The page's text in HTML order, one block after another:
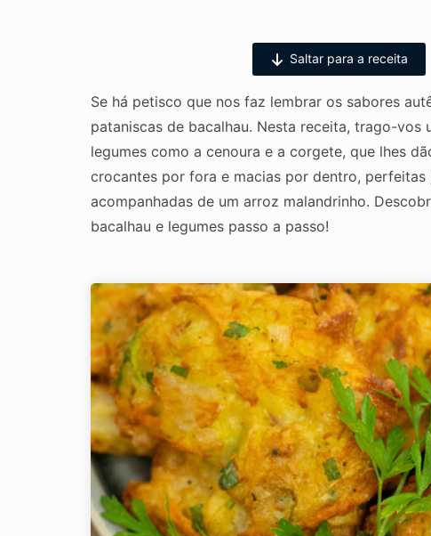
Saltar para a receita
Se há petisco que nos faz lembrar os sabores
pataniscas de bacalhau. Nesta receita, trago-
legumes como a cenoura e a corgete, que lhes
crocantes por fora e macias por dentro,
acompanhadas de um arroz malandrinho.
bacalhau e legumes passo a passo!